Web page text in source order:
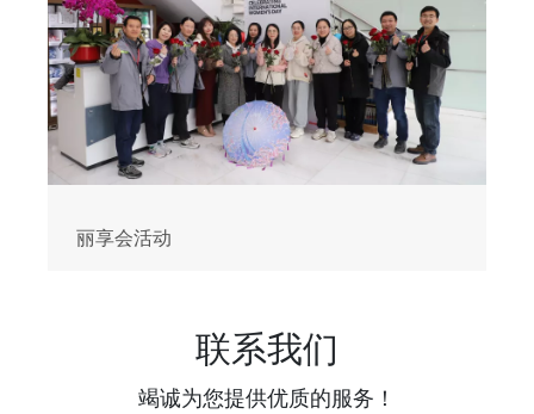
丽享会活动
联系我们
竭诚为您提供优质的服务！